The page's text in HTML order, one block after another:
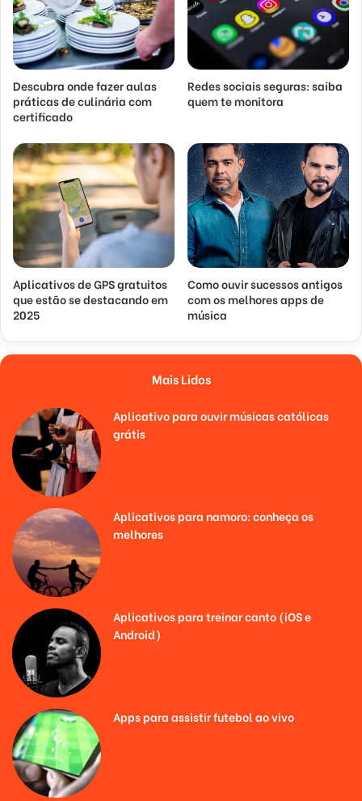
Descubra onde fazer aulas
práticas de culinária com
certificado
Redes sociais seguras: saiba
quem te monitora
Aplicativos de GPS gratuitos
que estão se destacando em
2025
Como ouvir sucessos antigos
com os melhores apps de
música
Mais Lidos
Aplicativo para ouvir músicas católicas
grátis
Aplicativos para namoro: conheça os
melhores
Aplicativos para treinar canto (iOS e
Android)
Apps para assistir futebol ao vivo